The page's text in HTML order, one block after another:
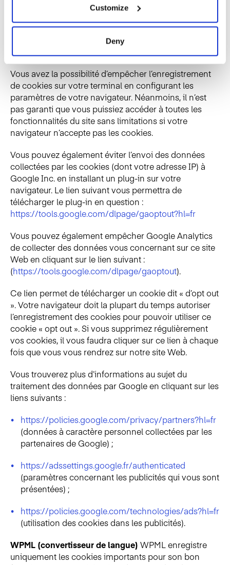
Customize
Deny
Les données collectées par Google pour notre
notre site Web par les utilisateurs, en créant par
exemple des rapports d’activité du site, et pour
Vous avez la possibilité d’empêcher l’enregistrement
de cookies sur votre terminal en configurant les
paramètres de votre navigateur. Néanmoins, il n’est
pas garanti que vous puissiez accéder à toutes les
fonctionnalités du site sans limitations si votre
navigateur n’accepte pas les cookies.
Vous pouvez également éviter l’envoi des données
collectées par les cookies (dont votre adresse IP) à
Google Inc. en installant un plug-in sur votre
navigateur. Le lien suivant vous permettra de
télécharger le plug-in en question :
https://tools.google.com/dlpage/gaoptout?hl=fr
Vous pouvez également empêcher Google Analytics
de collecter des données vous concernant sur ce site
Web en cliquant sur le lien suivant :
(https://tools.google.com/dlpage/gaoptout).
Ce lien permet de télécharger un cookie dit « d’opt out
». Votre navigateur doit la plupart du temps autoriser
l’enregistrement des cookies pour pouvoir utiliser ce
cookie « opt out ». Si vous supprimez régulièrement
vos cookies, il vous faudra cliquer sur ce lien à chaque
fois que vous vous rendrez sur notre site Web.
Vous trouverez plus d’informations au sujet du
traitement des données par Google en cliquant sur les
liens suivants :
https://policies.google.com/privacy/partners?hl=fr
(données à caractère personnel collectées par les
partenaires de Google) ;
https://adssettings.google.fr/authenticated
(paramètres concernant les publicités qui vous sont
présentées) ;
https://policies.google.com/technologies/ads?hl=fr
(utilisation des cookies dans les publicités).
WPML (convertisseur de langue) WPML enregistre
uniquement les cookies importants pour son bon